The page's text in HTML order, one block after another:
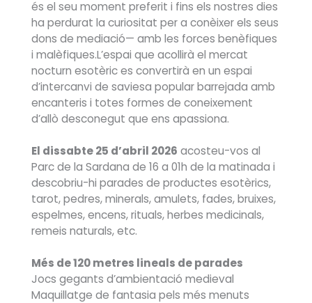
és el seu moment preferit i fins els nostres dies
ha perdurat la curiositat per a conèixer els seus
dons de mediació— amb les forces benèfiques
i malèfiques.L’espai que acollirà el mercat
nocturn esotèric es convertirà en un espai
d’intercanvi de saviesa popular barrejada amb
encanteris i totes formes de coneixement
d’allò desconegut que ens apassiona.
El dissabte 25 d’abril 2026 acosteu-vos al
Parc de la Sardana de 16 a 01h de la matinada i
descobriu-hi parades de productes esotèrics,
tarot, pedres, minerals, amulets, fades, bruixes,
espelmes, encens, rituals, herbes medicinals,
remeis naturals, etc.
Més de 120 metres lineals de parades
Jocs gegants d’ambientació medieval
Maquillatge de fantasia pels més menuts